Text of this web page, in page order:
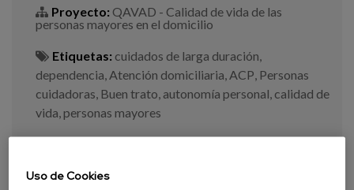
Proyecto: QAVAD - Calidad de vida de las
personas mayores en el domicilio
Etiquetas: cuidados de larga duración,
dependencia, Atención domiciliaria, ACP, Personas
cuidadoras, Buen trato, autonomía personal, calidad de
vida,personas mayores
Uso de Cookies